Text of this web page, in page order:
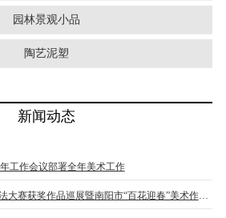
园林景观小品
陶艺泥塑
新闻动态
工作会议部署全年美术工作
“翰墨润中原”河南省美术书法大赛获奖作品巡展暨南阳市“百花迎春”美术作品展开展